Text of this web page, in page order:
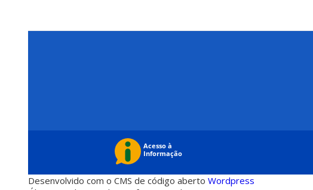
Desenvolvido com o CMS de código aberto Wordpress